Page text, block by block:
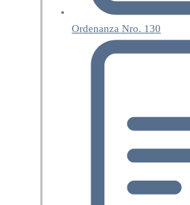
Ordenanza Nro. 130